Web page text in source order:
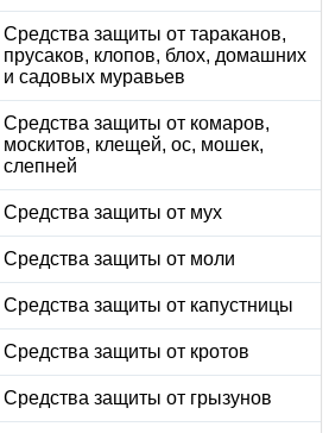
Средства защиты от тараканов,
прусаков, клопов, блох, домашних
и садовых муравьев
Средства защиты от комаров,
москитов, клещей, ос, мошек,
слепней
Средства защиты от мух
Средства защиты от моли
Средства защиты от капустницы
Средства защиты от кротов
Средства защиты от грызунов